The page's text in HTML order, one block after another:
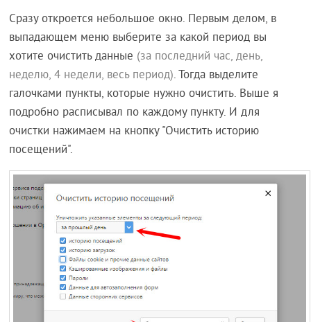
Сразу откроется небольшое окно. Первым делом, в
выпадающем меню выберите за какой период вы
хотите очистить данные (за последний час, день,
неделю, 4 недели, весь период). Тогда выделите
галочками пункты, которые нужно очистить. Выше я
подробно расписывал по каждому пункту. И для
очистки нажимаем на кнопку "Очистить историю
посещений".